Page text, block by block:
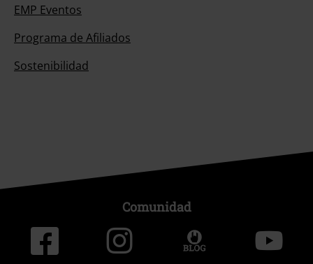
EMP Eventos
Programa de Afiliados
Sostenibilidad
Comunidad